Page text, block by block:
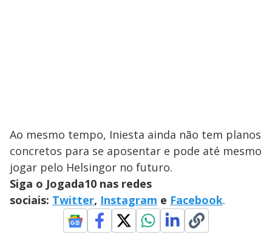
Ao mesmo tempo, Iniesta ainda não tem planos
concretos para se aposentar e pode até mesmo
jogar pelo Helsingor no futuro.
Siga o Jogada10 nas redes
sociais: Twitter, Instagram e Facebook.